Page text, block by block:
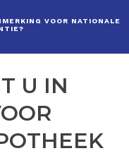
VOOR NATIONALE
U IN